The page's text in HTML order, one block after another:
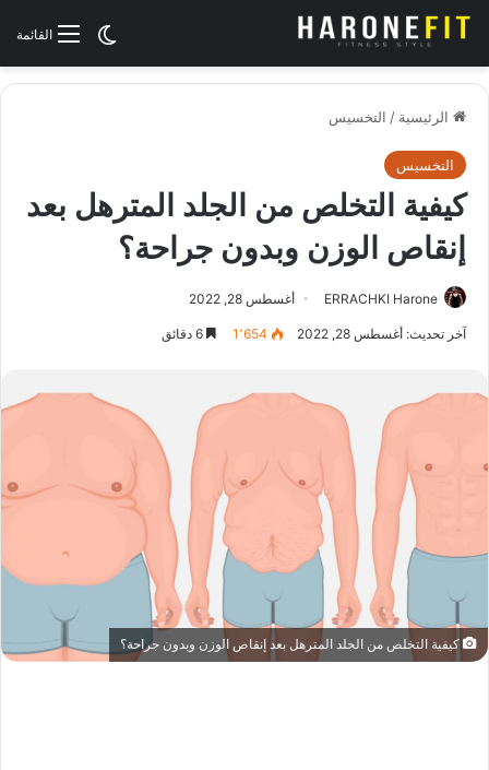
القائمةالوضع
الرئيسية / التخسيس
التخسيس
كيفية التخلص من الجلد المترهل بعد
إنقاص الوزن وبدون جراحة؟
ERRACHKI Harone أغسطس 28, 2022
آخر تحديث: أغسطس 28, 2022 1٬654
كيفية التخلص من الجلد المترهل بعد إنقاص الوزن وبدون جراحة؟